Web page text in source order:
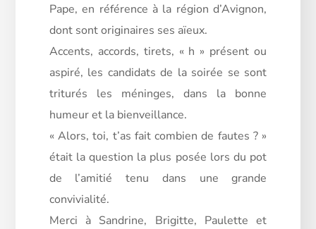
Pape, en référence à la région d’Avignon,
dont sont originaires ses aïeux.
Accents, accords, tirets, « h » présent ou
aspiré, les candidats de la soirée se sont
triturés les méninges, dans la bonne
humeur et la bienveillance.
« Alors, toi, t’as fait combien de fautes ? »
était la question la plus posée lors du pot
de l’amitié tenu dans une grande
convivialité.
Merci à Sandrine, Brigitte, Paulette et